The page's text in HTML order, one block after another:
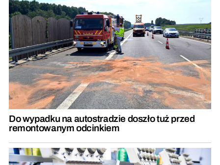
Do wypadku na autostradzie doszło tuż przed
remontowanym odcinkiem